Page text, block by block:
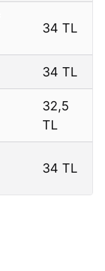
34 TL
34 TL
32,5
TL
34 TL